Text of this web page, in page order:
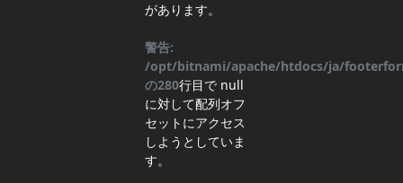
があります。
警告:
/opt/bitnami/apache/htdocs/ja/
の280行目で null
に対して配列オフ
セットにアクセス
しようとしていま
す。